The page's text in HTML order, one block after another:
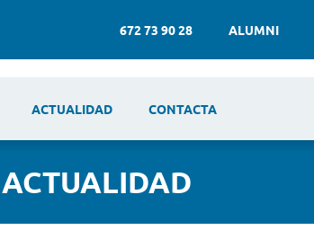
672 73 90 28 ALUMNI
ACTUALIDAD CONTACTA
ACTUALIDAD